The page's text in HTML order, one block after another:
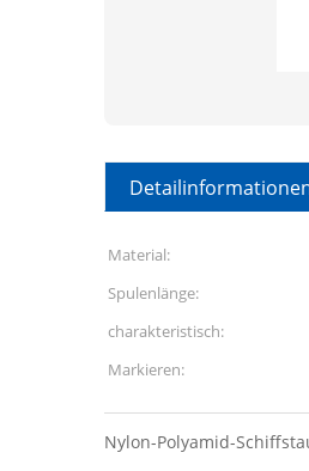
Material:
Spulenlänge:
charakteristisch:
Markieren:
Nylon-Polyamid-